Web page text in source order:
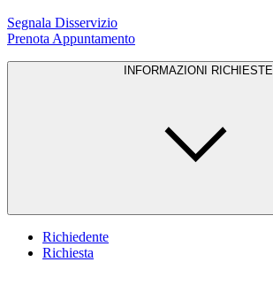
Segnala Disservizio
Prenota Appuntamento
INFORMAZIONI RICHIESTE
Richiedente
Richiesta